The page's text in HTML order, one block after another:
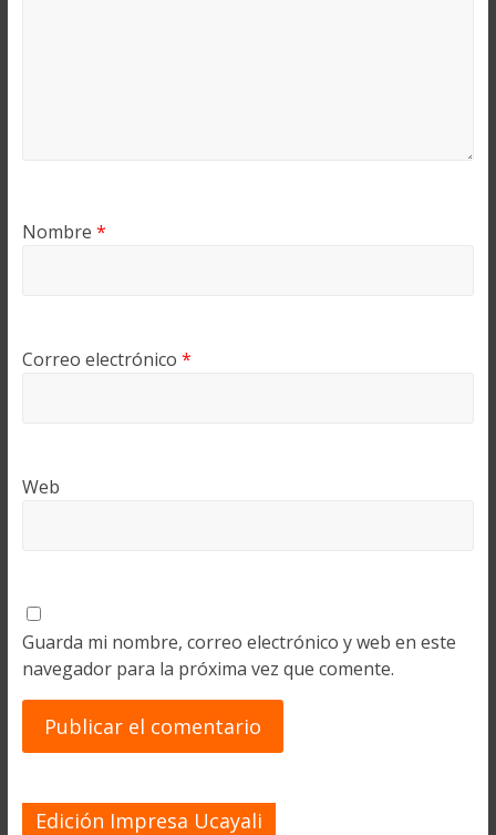
Nombre *
Correo electrónico *
Web
Guarda mi nombre, correo electrónico y web en este
navegador para la próxima vez que comente.
Edición Impresa Ucayali